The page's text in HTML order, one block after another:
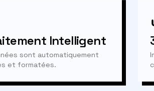
Intelligent
sont automatiquement
et formatées.